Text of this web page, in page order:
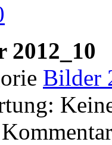
2012_10
Bilder